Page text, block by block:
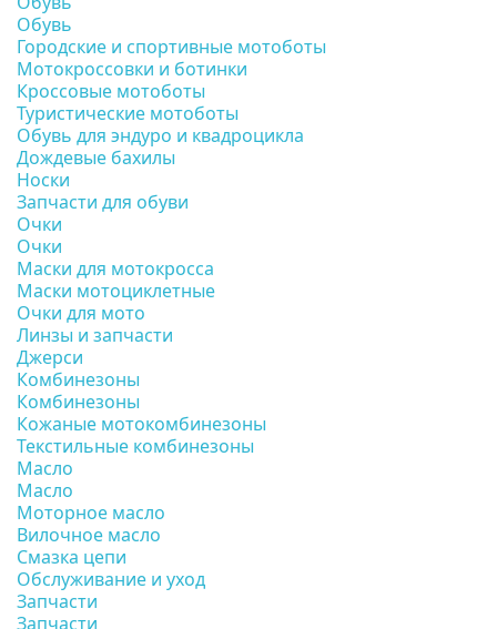
Обувь
Городские и спортивные мотоботы
Мотокроссовки и ботинки
Кроссовые мотоботы
Туристические мотоботы
Обувь для эндуро и квадроцикла
Дождевые бахилы
Носки
Запчасти для обуви
Очки
Очки
Маски для мотокросса
Маски мотоциклетные
Очки для мото
Линзы и запчасти
Джерси
Комбинезоны
Комбинезоны
Кожаные мотокомбинезоны
Текстильные комбинезоны
Масло
Масло
Моторное масло
Вилочное масло
Смазка цепи
Обслуживание и уход
Запчасти
Запчасти